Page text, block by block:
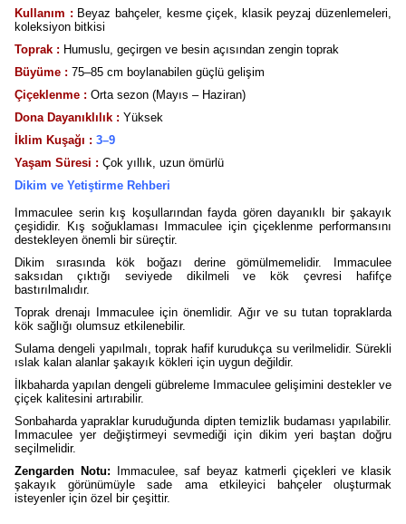
Kullanım : Beyaz bahçeler, kesme çiçek, klasik peyzaj düzenlemeleri,
koleksiyon bitkisi
Toprak : Humuslu, geçirgen ve besin açısından zengin toprak
Büyüme : 75–85 cm boylanabilen güçlü gelişim
Çiçeklenme : Orta sezon (Mayıs – Haziran)
Dona Dayanıklılık : Yüksek
İklim Kuşağı : 3–9
Yaşam Süresi : Çok yıllık, uzun ömürlü
Dikim ve Yetiştirme Rehberi
Immaculee serin kış koşullarından fayda gören dayanıklı bir şakayık
çeşididir. Kış soğuklaması Immaculee için çiçeklenme performansını
destekleyen önemli bir süreçtir.
Dikim sırasında kök boğazı derine gömülmemelidir. Immaculee
saksıdan çıktığı seviyede dikilmeli ve kök çevresi hafifçe
bastırılmalıdır.
Toprak drenajı Immaculee için önemlidir. Ağır ve su tutan topraklarda
kök sağlığı olumsuz etkilenebilir.
Sulama dengeli yapılmalı, toprak hafif kurudukça su verilmelidir. Sürekli
ıslak kalan alanlar şakayık kökleri için uygun değildir.
İlkbaharda yapılan dengeli gübreleme Immaculee gelişimini destekler ve
çiçek kalitesini artırabilir.
Sonbaharda yapraklar kuruduğunda dipten temizlik budaması yapılabilir.
Immaculee yer değiştirmeyi sevmediği için dikim yeri baştan doğru
seçilmelidir.
Zengarden Notu: Immaculee, saf beyaz katmerli çiçekleri ve klasik
şakayık görünümüyle sade ama etkileyici bahçeler oluşturmak
isteyenler için özel bir çeşittir.